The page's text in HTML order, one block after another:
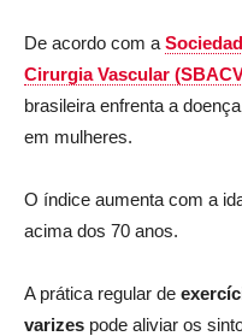
De acordo com a
Cirurgia Vascular
brasileira enfrenta a
em mulheres.
O índice aumenta com a
acima dos 70 anos.
A prática regular de
varizes pode aliviar os